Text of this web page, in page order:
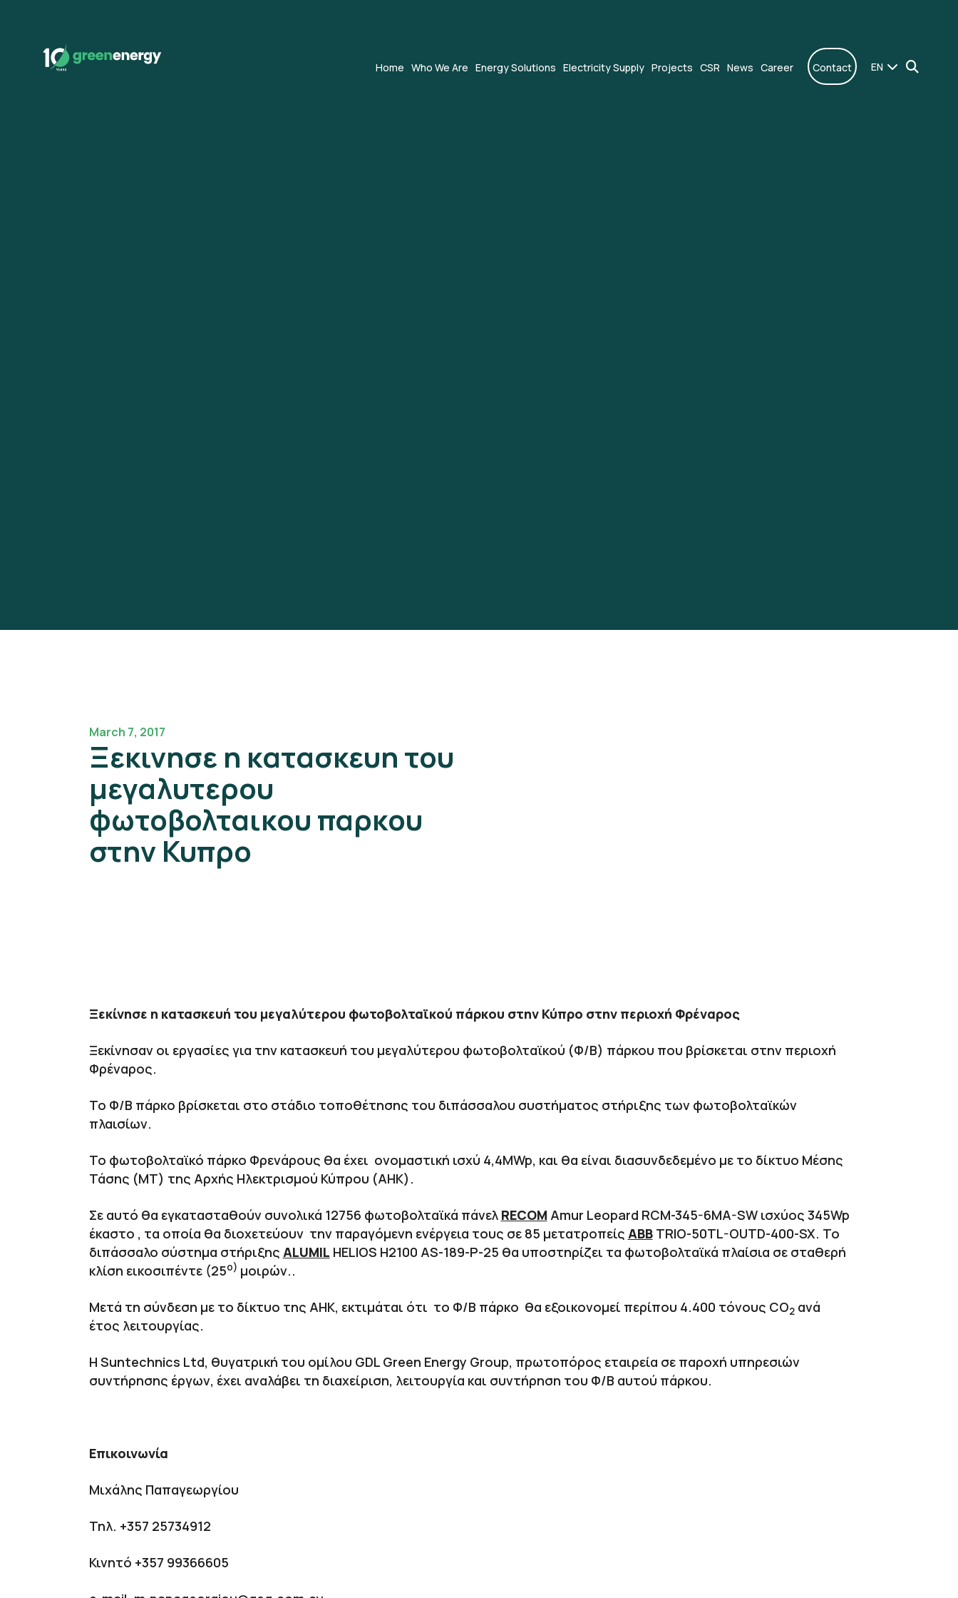
Home Who We Are Energy Solutions Electricity Supply Projects CSR News Career Contact EN
March 7, 2017
Ξεκινησε η κατασκευη του
μεγαλυτερου
φωτοβολταικου παρκου
στην Κυπρο
Ξεκίνησε η κατασκευή του μεγαλύτερου φωτοβολταϊκού πάρκου στην Κύπρο στην περιοχή Φρέναρος
Ξεκίνησαν οι εργασίες για την κατασκευή του μεγαλύτερου φωτοβολταϊκού (Φ/Β) πάρκου που βρίσκεται στην περιοχή
Φρέναρος.
Το Φ/Β πάρκο βρίσκεται στο στάδιο τοποθέτησης του διπάσσαλου συστήματος στήριξης των φωτοβολταϊκών
πλαισίων.
Το φωτοβολταϊκό πάρκο Φρενάρους θα έχει ονομαστική ισχύ 4,4MWp, και θα είναι διασυνδεδεμένο με το δίκτυο Μέσης
Τάσης (ΜΤ) της Αρχής Ηλεκτρισμού Κύπρου (ΑΗΚ).
Σε αυτό θα εγκατασταθούν συνολικά 12756 φωτοβολταϊκά πάνελ RECOM Amur Leopard RCM-345-6MA-SW ισχύος 345Wp
έκαστο , τα οποία θα διοχετεύουν την παραγόμενη ενέργεια τους σε 85 μετατροπείς ΑΒΒTRIO-50TL-OUTD-400-SX. Το
διπάσσαλο σύστημα στήριξης ALUMIL HELIOS H2100 AS-189-P-25 θα υποστηρίζει τα φωτοβολταϊκά πλαίσια σε σταθερή
κλίση εικοσιπέντε (25ο) μοιρών..
Μετά τη σύνδεση με το δίκτυο της ΑΗΚ, εκτιμάται ότι το Φ/Β πάρκο θα εξοικονομεί περίπου 4.400 τόνους CO2ανά
έτος λειτουργίας.
Η Suntechnics Ltd, θυγατρική του ομίλου GDL Green Energy Group, πρωτοπόρος εταιρεία σε παροχή υπηρεσιών
συντήρησης έργων, έχει αναλάβει τη διαχείριση, λειτουργία και συντήρηση του Φ/Β αυτού πάρκου.
Επικοινωνία
Μιχάλης Παπαγεωργίου
Τηλ. +357 25734912
Κινητό +357 99366605